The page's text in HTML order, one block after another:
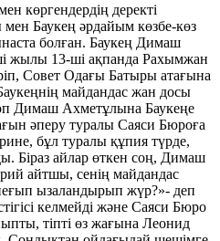
көргендердің деректі
Баукең әрдайым көзбе-көз
болған. Баукең Димаш
жылы 13-ші ақпанда Рахымжан
Совет Одағы Батыры атағына
майдандас жан досы
Димаш Ахметұлына Баукеңе
әперу туралы Саяси Бюроға
бұл туралы құпия түрде,
Біраз айлар өткен соң, Димаш
айтшы, сенің майдандас
ызаландырып жүр?»- деп
келмейді және Саяси Бюро
тіпті өз жағына Леонид